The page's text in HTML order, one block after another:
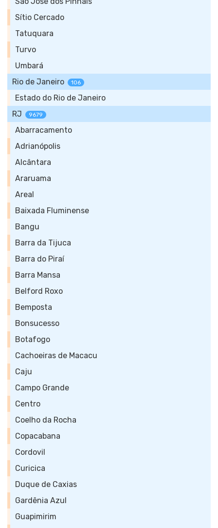
Sítio Cercado
Tatuquara
Turvo
Umbará
Rio de Janeiro
106
Estado do Rio de Janeiro
RJ
9679
Abarracamento
Adrianópolis
Alcântara
Araruama
Areal
Baixada Fluminense
Bangu
Barra da Tijuca
Barra do Piraí
Barra Mansa
Belford Roxo
Bemposta
Bonsucesso
Botafogo
Cachoeiras de Macacu
Caju
Campo Grande
Centro
Coelho da Rocha
Copacabana
Cordovil
Curicica
Duque de Caxias
Gardênia Azul
Guapimirim